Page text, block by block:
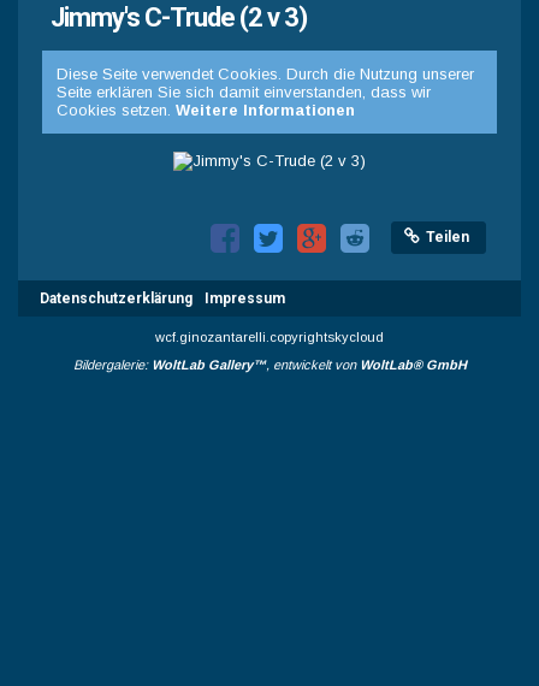
Jimmy's C-Trude (2 v 3)
Diese Seite verwendet Cookies. Durch die Nutzung unserer
Seite erklären Sie sich damit einverstanden, dass wir
Cookies setzen. Weitere Informationen
Teilen
Datenschutzerklärung Impressum
wcf.ginozantarelli.copyrightskycloud
Bildergalerie: WoltLab Gallery™, entwickelt von WoltLab® GmbH